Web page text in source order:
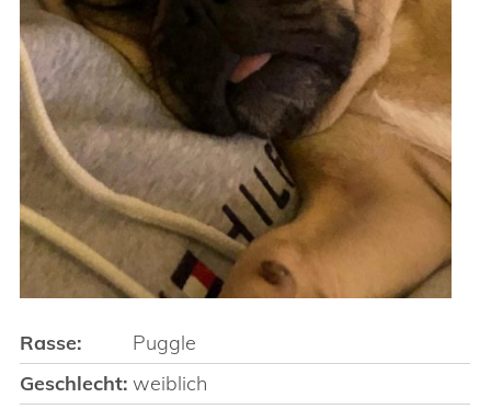
Rasse:
Puggle
Geschlecht: weiblich